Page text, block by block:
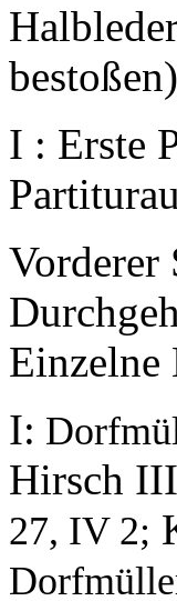
I : Erste
Vorderer
Einzelne
I:
Hirsch
27, IV 2;